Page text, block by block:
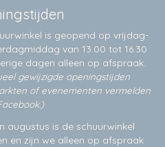
is geopend op vrijdag-
van 13.00 tot 16.30
dagen alleen op afspraak.
gewijzigde openingstijden
of evenementen vermelden
augustus is de schuurwinkel
en zijn we alleen op afspraak